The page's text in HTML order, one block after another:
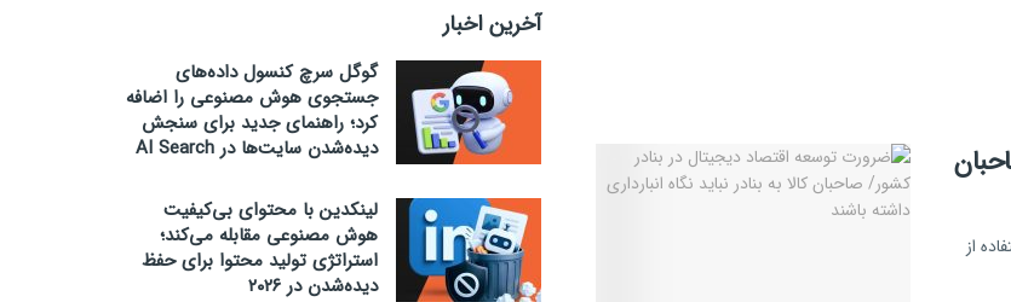
از
آخرین اخبار
گوگل سرچ کنسول داده‌های
جستجوی هوش مصنوعی را اضافه
کرد؛ راهنمای جدید برای سنجش
دیده‌شدن سایت‌ها در AI Search
لینکدین با محتوای بی‌کیفیت
هوش مصنوعی مقابله می‌کند؛
استراتژی تولید محتوا برای حفظ
دیده‌شدن در ۲۰۲۶